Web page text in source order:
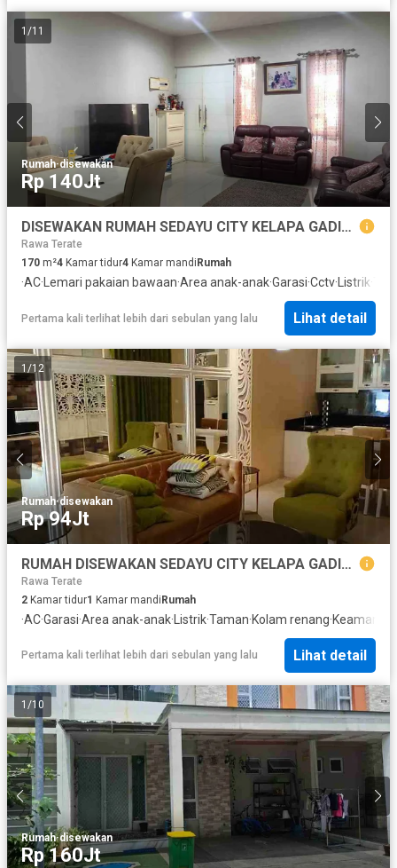
1 /11
Rumah·disewakan
Rp 140Jt
DISEWAKAN RUMAH SEDAYU CITY KELAPA GADING JAKARTA UTARA
Rawa Terate
170 m²4 Kamar tidur4 Kamar mandi Rumah
·AC· Lemari pakaian bawaan·Area anak-anak·Garasi·Cctv· Listrik
Pertama kali terlihat lebih dari sebulan yang lalu Lihat detail
1 /12
Rumah·disewakan
Rp 94Jt
RUMAH DISEWAKAN SEDAYU CITY KELAPA GADING FURNISH BAGUS
Rawa Terate
2 Kamar tidur1 Kamar mandiRumah
·AC·Garasi·Area anak-anak·Listrik·Taman·Kolam renang·Keamanan
Pertama kali terlihat lebih dari sebulan yang lalu Lihat detail
1 /10
Rumah·disewakan
Rp 160Jt